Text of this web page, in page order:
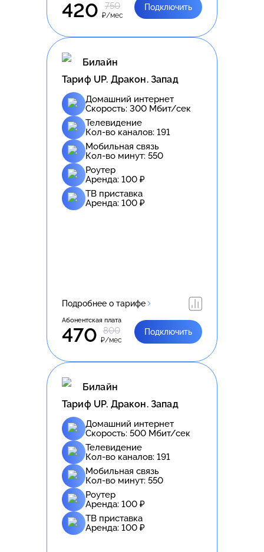
420 750
₽/мес
Подключить
Билайн
Тариф UP. Дракон. Запад
Домашний интернет
Скорость: 300 Мбит/сек
Телевидение
Кол-во каналов: 191
Мобильная связь
Кол-во минут: 550
Роутер
Аренда: 100 ₽
ТВ приставка
Аренда: 100 ₽
Подробнее о тарифе
Абонентская плата
470 800
₽/мес
Подключить
Билайн
Тариф UP. Дракон. Запад
Домашний интернет
Скорость: 500 Мбит/сек
Телевидение
Кол-во каналов: 191
Мобильная связь
Кол-во минут: 550
Роутер
Аренда: 100 ₽
ТВ приставка
Аренда: 100 ₽